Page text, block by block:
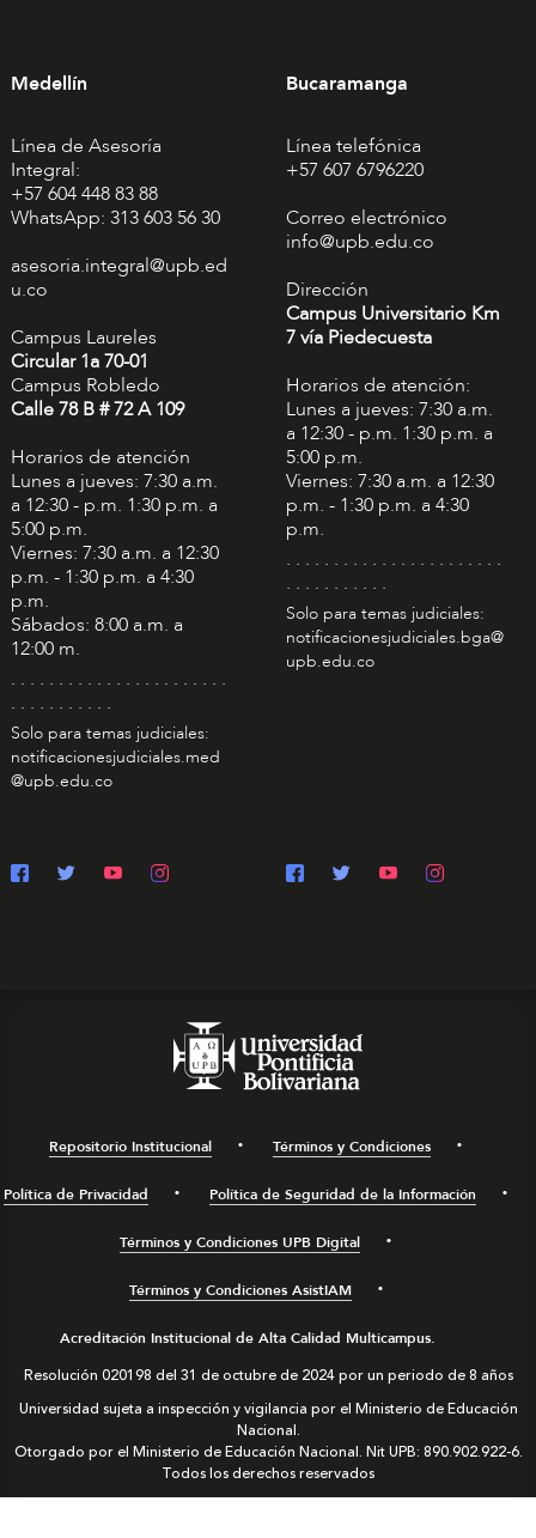
Medellín
Línea de Asesoría
Integral:
+57 604 448 83 88
WhatsApp: 313 603 56 30
asesoria.integral@upb.ed
u.co
Campus Laureles
Circular 1a 70-01
Campus Robledo
Calle 78 B # 72 A 109
Horarios de atención
Lunes a jueves: 7:30 a.m.
a 12:30 - p.m. 1:30 p.m. a
5:00 p.m.
Viernes: 7:30 a.m. a 12:30
p.m. - 1:30 p.m. a 4:30
p.m.
Sábados: 8:00 a.m. a
12:00 m.
. . . . . . . . . . . . . . . . . . . . . . .
. . . . . . . . . . .
Solo para temas judiciales:
notificacionesjudiciales.med
@upb.edu.co
Bucaramanga
Línea telefónica
+57 607 6796220
Correo electrónico
info@upb.edu.co
Dirección
Campus Universitario Km
7 vía Piedecuesta
Horarios de atención:
Lunes a jueves: 7:30 a.m.
a 12:30 - p.m. 1:30 p.m. a
5:00 p.m.
Viernes: 7:30 a.m. a 12:30
p.m. - 1:30 p.m. a 4:30
p.m.
. . . . . . . . . . . . . . . . . . . . . . .
. . . . . . . . . . .
Solo para temas judiciales:
notificacionesjudiciales.bga@
upb.edu.co
Repositorio Institucional Términos y Condiciones
Política de Privacidad Política de Seguridad de la Información
Términos y Condiciones UPB Digital
Términos y Condiciones AsistIAM
Acreditación Institucional de Alta Calidad Multicampus.
Resolución 020198 del 31 de octubre de 2024 por un periodo de 8 años
Universidad sujeta a inspección y vigilancia por el Ministerio de Educación
Nacional.
Otorgado por el Ministerio de Educación Nacional. Nit UPB: 890.902.922-6.
Todos los derechos reservados